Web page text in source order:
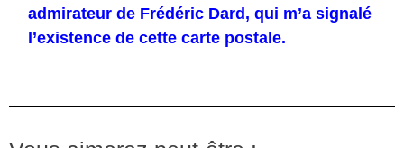
admirateur de Frédéric Dard, qui m’a signalé
l’existence de cette carte postale.